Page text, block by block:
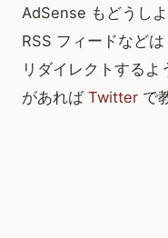
AdSense もどうし
RSS フィードなど
リダイレクトする
があれば Twitter で